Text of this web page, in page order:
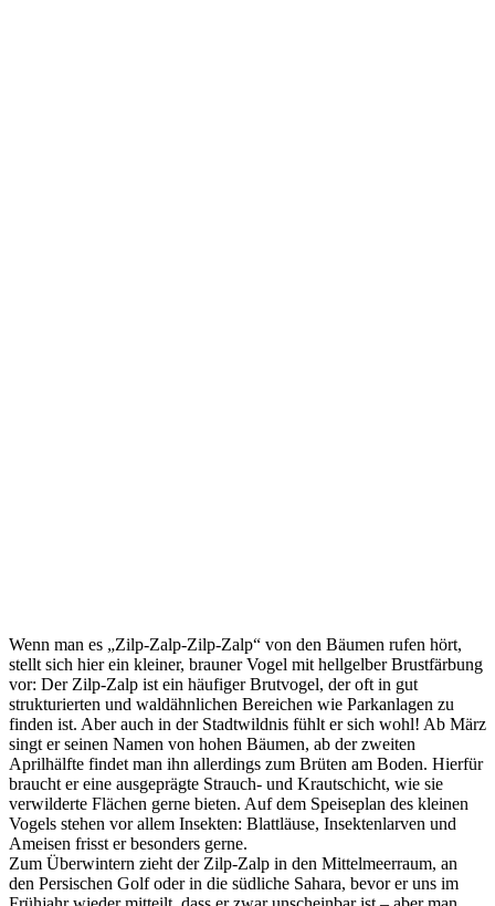
Wenn man es „Zilp-Zalp-Zilp-Zalp“ von den Bäumen rufen hört,
stellt sich hier ein kleiner, brauner Vogel mit hellgelber Brustfärbung
vor: Der Zilp-Zalp ist ein häufiger Brutvogel, der oft in gut
strukturierten und waldähnlichen Bereichen wie Parkanlagen zu
finden ist. Aber auch in der Stadtwildnis fühlt er sich wohl! Ab März
singt er seinen Namen von hohen Bäumen, ab der zweiten
Aprilhälfte findet man ihn allerdings zum Brüten am Boden. Hierfür
braucht er eine ausgeprägte Strauch- und Krautschicht, wie sie
verwilderte Flächen gerne bieten. Auf dem Speiseplan des kleinen
Vogels stehen vor allem Insekten: Blattläuse, Insektenlarven und
Ameisen frisst er besonders gerne.
Zum Überwintern zieht der Zilp-Zalp in den Mittelmeerraum, an
den Persischen Golf oder in die südliche Sahara, bevor er uns im